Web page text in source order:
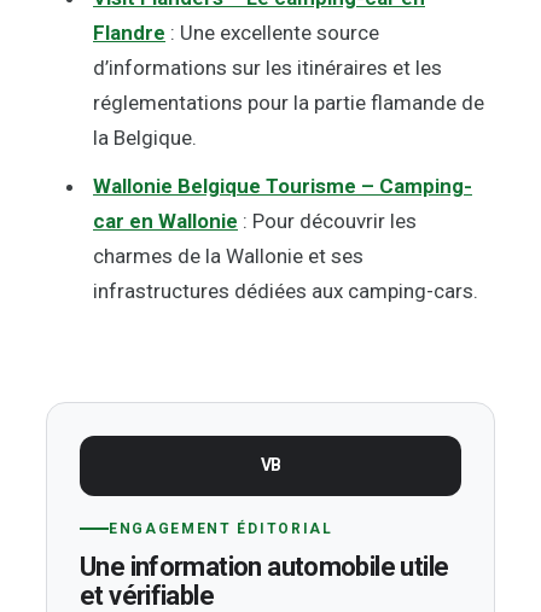
Flandre : Une excellente source
d’informations sur les itinéraires et les
réglementations pour la partie flamande de
la Belgique.
Wallonie Belgique Tourisme – Camping-
car en Wallonie : Pour découvrir les
charmes de la Wallonie et ses
infrastructures dédiées aux camping-cars.
VB
ENGAGEMENT ÉDITORIAL
Une information automobile utile
et vérifiable